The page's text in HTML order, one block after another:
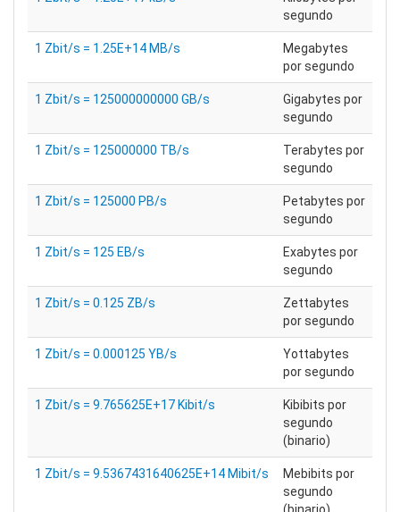
segundo
1 Zbit/s = 1.25E+14 MB/s
Megabytes
por segundo
1 Zbit/s = 125000000000 GB/s
Gigabytes por
segundo
1 Zbit/s = 125000000 TB/s
Terabytes por
segundo
1 Zbit/s = 125000 PB/s
Petabytes por
segundo
1 Zbit/s = 125 EB/s
Exabytes por
segundo
1 Zbit/s = 0.125 ZB/s
Zettabytes
por segundo
1 Zbit/s = 0.000125 YB/s
Yottabytes
por segundo
1 Zbit/s = 9.765625E+17 Kibit/s
Kibibits por
segundo
(binario)
1 Zbit/s = 9.5367431640625E+14 Mibit/s
Mebibits por
segundo